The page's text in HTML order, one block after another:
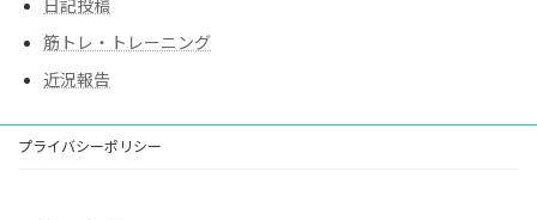
日記投稿
筋トレ・トレーニング
近況報告
プライバシーポリシー